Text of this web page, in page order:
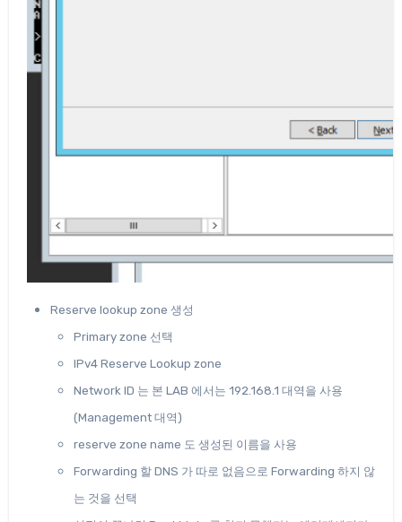
Reserve lookup zone 생성
Primary zone 선택
IPv4 Reserve Lookup zone
Network ID 는 본 LAB 에서는 192.168.1 대역을 사용
(Management 대역)
reserve zone name 도 생성된 이름을 사용
Forwarding 할 DNS 가 따로 없음으로 Forwarding 하지 않
는 것을 선택